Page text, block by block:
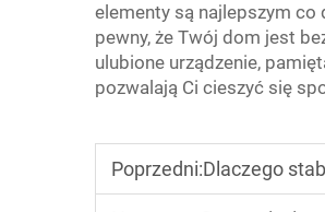
elementy są najlepszym
pewny, że Twój dom jest
ulubione urządzenie,
pozwalają Ci cieszyć się
Poprzedni:Dlaczego